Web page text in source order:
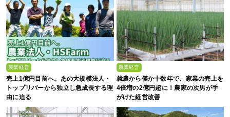
農業経営
売上1億円目前へ。あの大規模法人・
トップリバーから独立し急成長する理
由に迫る
農業経営
就農から僅か十数年で、家業の売上を
4倍増の2億円超に！農家の次男が手
がけた経営改善